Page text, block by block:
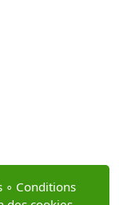
∘ Conditions